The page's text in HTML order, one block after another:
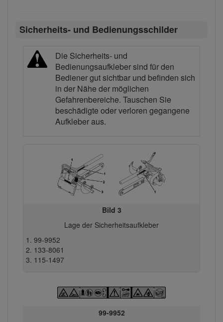
Sicherheits- und Bedienungsschilder
Die Sicherheits- und
Bedienungsaufkleber sind für den
Bediener gut sichtbar und befinden sich
in der Nähe der möglichen
Gefahrenbereiche. Tauschen Sie
beschädigte oder verloren gegangene
Aufkleber aus.
Bild 3
Lage der Sicherheitsaufkleber
99-9952
133-8061
115-1497
99-9952